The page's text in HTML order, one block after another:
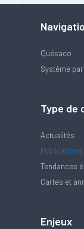
Quésaco
Système
Type de
Actualités
Publications
Tendances
Cartes et
Enjeux